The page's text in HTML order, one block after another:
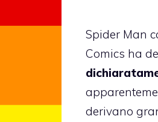
Spider Man
Comics ha
derivano